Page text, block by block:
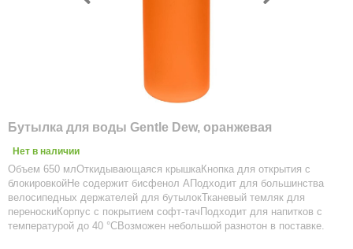
Бутылка для воды Gentle Dew, оранжевая
Нет в наличии
Объем 650 млОткидывающаяся крышкаКнопка для открытия с
блокировкойНе содержит бисфенол АПодходит для большинства
велосипедных держателей для бутылокТканевый темляк для
переноскиКорпус с покрытием софт-тачПодходит для напитков с
температурой до 40 °CВозможен небольшой разнотон в поставке.